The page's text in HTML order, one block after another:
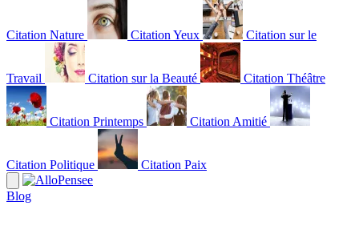
Citation Nature Citation Yeux Citation sur le
Travail Citation sur la Beauté Citation Théâtre
Citation Printemps Citation Amitié
Citation Politique Citation Paix
Blog